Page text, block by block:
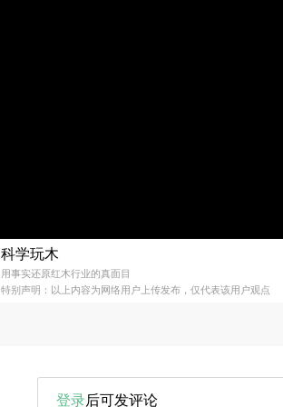
科学玩木
用事实还原红木行业的真面目
特别声明：以上内容为网络用户上传发布，仅代表该用户观点
登录后可发评论